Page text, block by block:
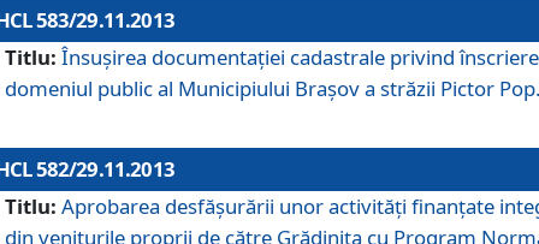
583/29.11.2013
Titlu: Însuşirea documentaţiei cadastrale privind
domeniul public al Municipiului Braşov a străzii Pictor
582/29.11.2013
Titlu: Aprobarea desfăşurării unor activităţi finanţate
din veniturile proprii de către Grădiniţa cu Program